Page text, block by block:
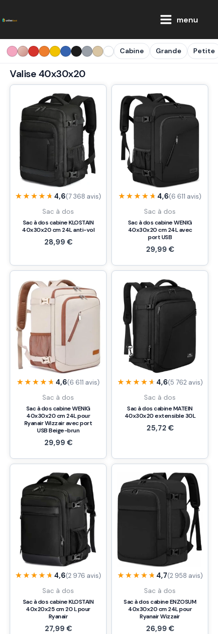
au
menu
Cabine Grande Petite
Valise 40x30x20
★★★★★
★★★★★ 4,6(7 368 avis)
Sac à dos
Sac à dos cabine KLOSTAIN
40x30x20 cm 24L anti-vol
28,99€
★★★★★
★★★★★ 4,6(6 611 avis)
Sac à dos
Sac à dos cabine WENIG
40x30x20 cm 24L avec
port USB
29,99€
★★★★★
★★★★★ 4,6(6 611 avis)
Sac à dos
Sac à dos cabine WENIG
40x30x20 cm 24L pour
Ryanair Wizzair avec port
USB Beige-brun
29,99€
★★★★★
★★★★★ 4,6(5 762 avis)
Sac à dos
Sac à dos cabine MATEIN
40x30x20 extensible 30L
25,72€
★★★★★
★★★★★ 4,6(2 976 avis)
Sac à dos
Sac à dos cabine KLOSTAIN
40x20x25 cm 20 L pour
Ryanair
27,99€
★★★★★
★★★★★ 4,7(2 958 avis)
Sac à dos
Sac à dos cabine ENZOSUM
40x30x20 cm 24L pour
Ryanair Wizzair
26,99€